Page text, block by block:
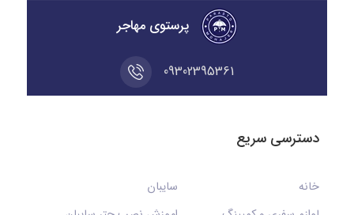
پرستوی مهاجر
09302395361
دسترسی سریع
خانه
سایبان